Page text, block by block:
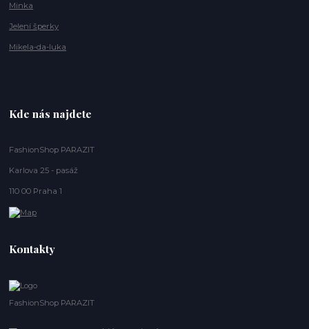
Minka
Jelení šperky
Mikela-da-luka
Kde nás najdete
FashionShop PARAZIT
Karlova 25 - pasáž
110 00 Praha 1
Kontakty
FashionShop PARAZIT